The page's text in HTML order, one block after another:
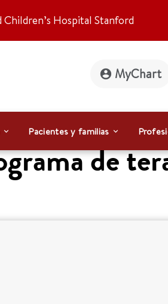
Children’s Hospital Stanford
MyChart
Pacientes y familias
de